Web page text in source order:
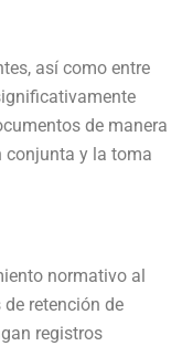
así como entre
de manera
conjunta y la toma
normativo al
retención de
registros